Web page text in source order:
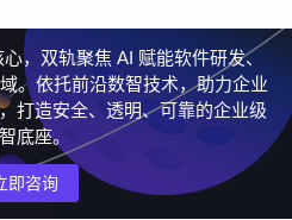
，双轨聚焦 AI 赋能软件研发、
。依托前沿数智技术，助力企业
打造安全、透明、可靠的企业级
底座。
即咨询